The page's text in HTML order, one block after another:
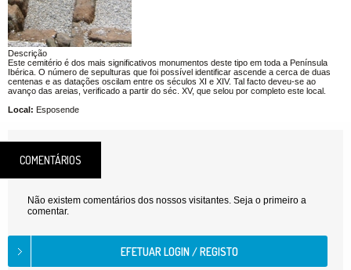
Descrição
Este cemitério é dos mais significativos monumentos deste tipo em toda a Península
Ibérica. O número de sepulturas que foi possível identificar ascende a cerca de duas
centenas e as datações oscilam entre os séculos XI e XIV. Tal facto deveu-se ao
avanço das areias, verificado a partir do séc. XV, que selou por completo este local.
Local: Esposende
COMENTÁRIOS
Não existem comentários dos nossos visitantes. Seja o primeiro a
comentar.